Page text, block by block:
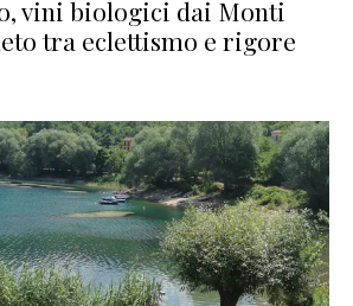
vini biologici dai Monti
tra eclettismo e rigore